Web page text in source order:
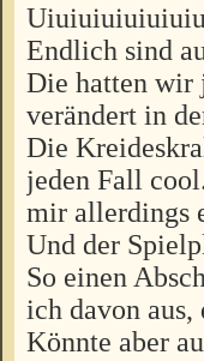
Endlich sind
Die hatten wir
verändert in
Die
jeden Fall
mir allerdings
Und der
So einen
ich davon aus,
Könnte aber